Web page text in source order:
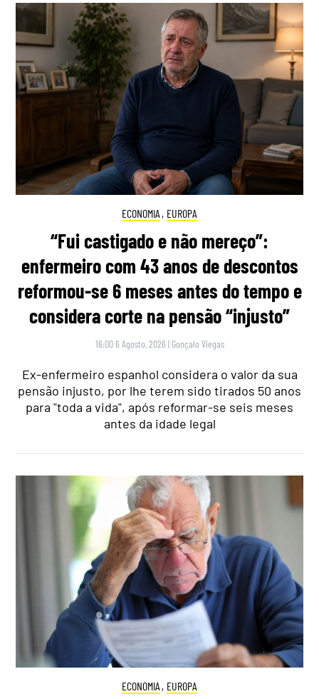
ECONOMIA , EUROPA
“Fui castigado e não mereço”:
enfermeiro com 43 anos de descontos
reformou-se 6 meses antes do tempo e
considera corte na pensão “injusto”
16:00 6 Agosto, 2026 | Gonçalo Viegas
Ex-enfermeiro espanhol considera o valor da sua
pensão injusto, por lhe terem sido tirados 50 anos
para "toda a vida", após reformar-se seis meses
antes da idade legal
ECONOMIA , EUROPA